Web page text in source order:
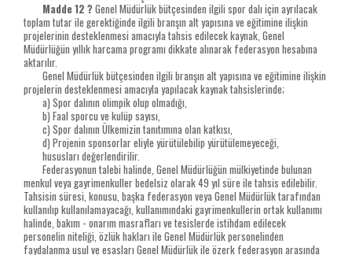
Madde 12 ? Genel Müdürlük bütçesinden ilgili spor dalı için ayrılacak
toplam tutar ile gerektiğinde ilgili branşın alt yapısına ve eğitimine ilişkin
projelerinin desteklenmesi amacıyla tahsis edilecek kaynak, Genel
Müdürlüğün yıllık harcama programı dikkate alınarak federasyon hesabına
aktarılır.
Genel Müdürlük bütçesinden ilgili branşın alt yapısına ve eğitimine ilişkin
projelerin desteklenmesi amacıyla yapılacak kaynak tahsislerinde;
a) Spor dalının olimpik olup olmadığı,
b) Faal sporcu ve kulüp sayısı,
c) Spor dalının Ülkemizin tanıtımına olan katkısı,
d) Projenin sponsorlar eliyle yürütülebilip yürütülemeyeceği,
hususları değerlendirilir.
Federasyonun talebi halinde, Genel Müdürlüğün mülkiyetinde bulunan
menkul veya gayrimenkuller bedelsiz olarak 49 yıl süre ile tahsis edilebilir.
Tahsisin süresi, konusu, başka federasyon veya Genel Müdürlük tarafından
kullanılıp kullanılamayacağı, kullanımındaki gayrimenkullerin ortak kullanımı
halinde, bakım - onarım masrafları ve tesislerde istihdam edilecek
personelin niteliği, özlük hakları ile Genel Müdürlük personelinden
faydalanma usul ve esasları Genel Müdürlük ile özerk federasyon arasında